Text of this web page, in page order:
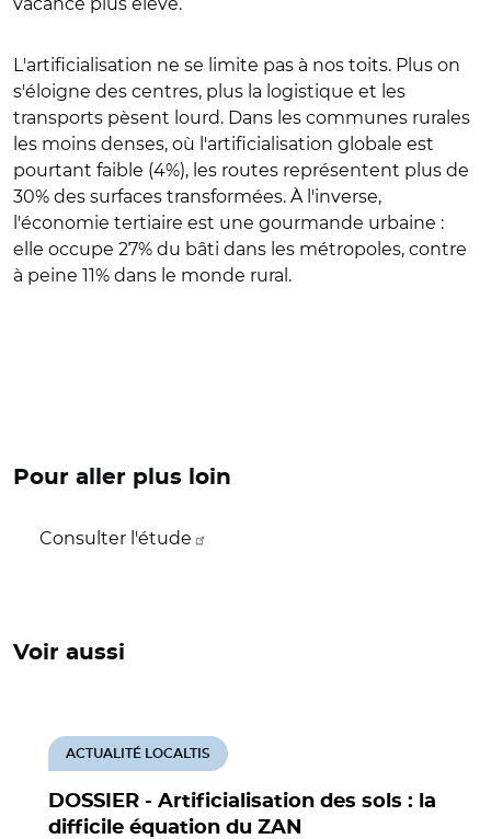
L'artificialisation ne se limite pas à nos toits. Plus on
s'éloigne des centres, plus la logistique et les
transports pèsent lourd. Dans les communes rurales
les moins denses, où l'artificialisation globale est
pourtant faible (4%), les routes représentent plus de
30% des surfaces transformées. À l'inverse,
l'économie tertiaire est une gourmande urbaine :
elle occupe 27% du bâti dans les métropoles, contre
à peine 11% dans le monde rural.
Pour aller plus loin
Consulter l'étude
Voir aussi
DOSSIER - Artificialisation des sols : la
difficile équation du ZAN
ACTUALITÉ LOCALTIS